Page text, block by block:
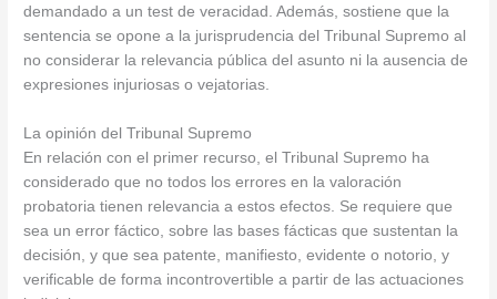
demandado a un test de veracidad. Además, sostiene que la
sentencia se opone a la jurisprudencia del Tribunal Supremo al
no considerar la relevancia pública del asunto ni la ausencia de
expresiones injuriosas o vejatorias.
La opinión del Tribunal Supremo
En relación con el primer recurso, el Tribunal Supremo ha
considerado que no todos los errores en la valoración
probatoria tienen relevancia a estos efectos. Se requiere que
sea un error fáctico, sobre las bases fácticas que sustentan la
decisión, y que sea patente, manifiesto, evidente o notorio, y
verificable de forma incontrovertible a partir de las actuaciones